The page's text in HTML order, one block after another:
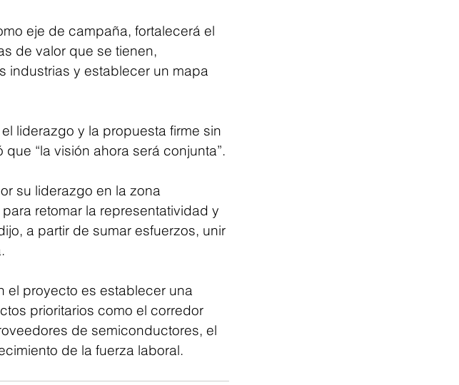
eje de campaña, fortalecerá el
de valor que se tienen,
industrias y establecer un mapa
liderazgo y la propuesta firme sin
“la visión ahora será conjunta”.
su liderazgo en la zona
retomar la representatividad y
a partir de sumar esfuerzos, unir
el proyecto es establecer una
prioritarios como el corredor
de semiconductores, el
de la fuerza laboral.